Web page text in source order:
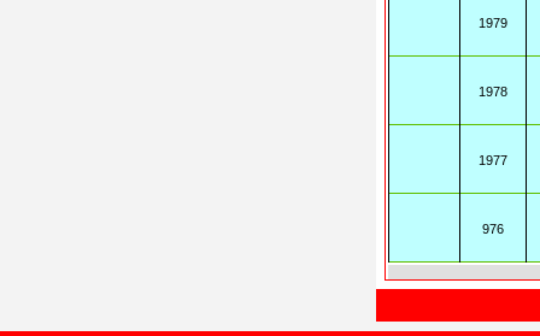
1979
1978
1977
976